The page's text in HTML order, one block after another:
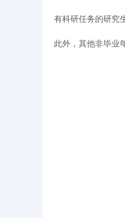
有科研任务的研究
此外，其他非毕业